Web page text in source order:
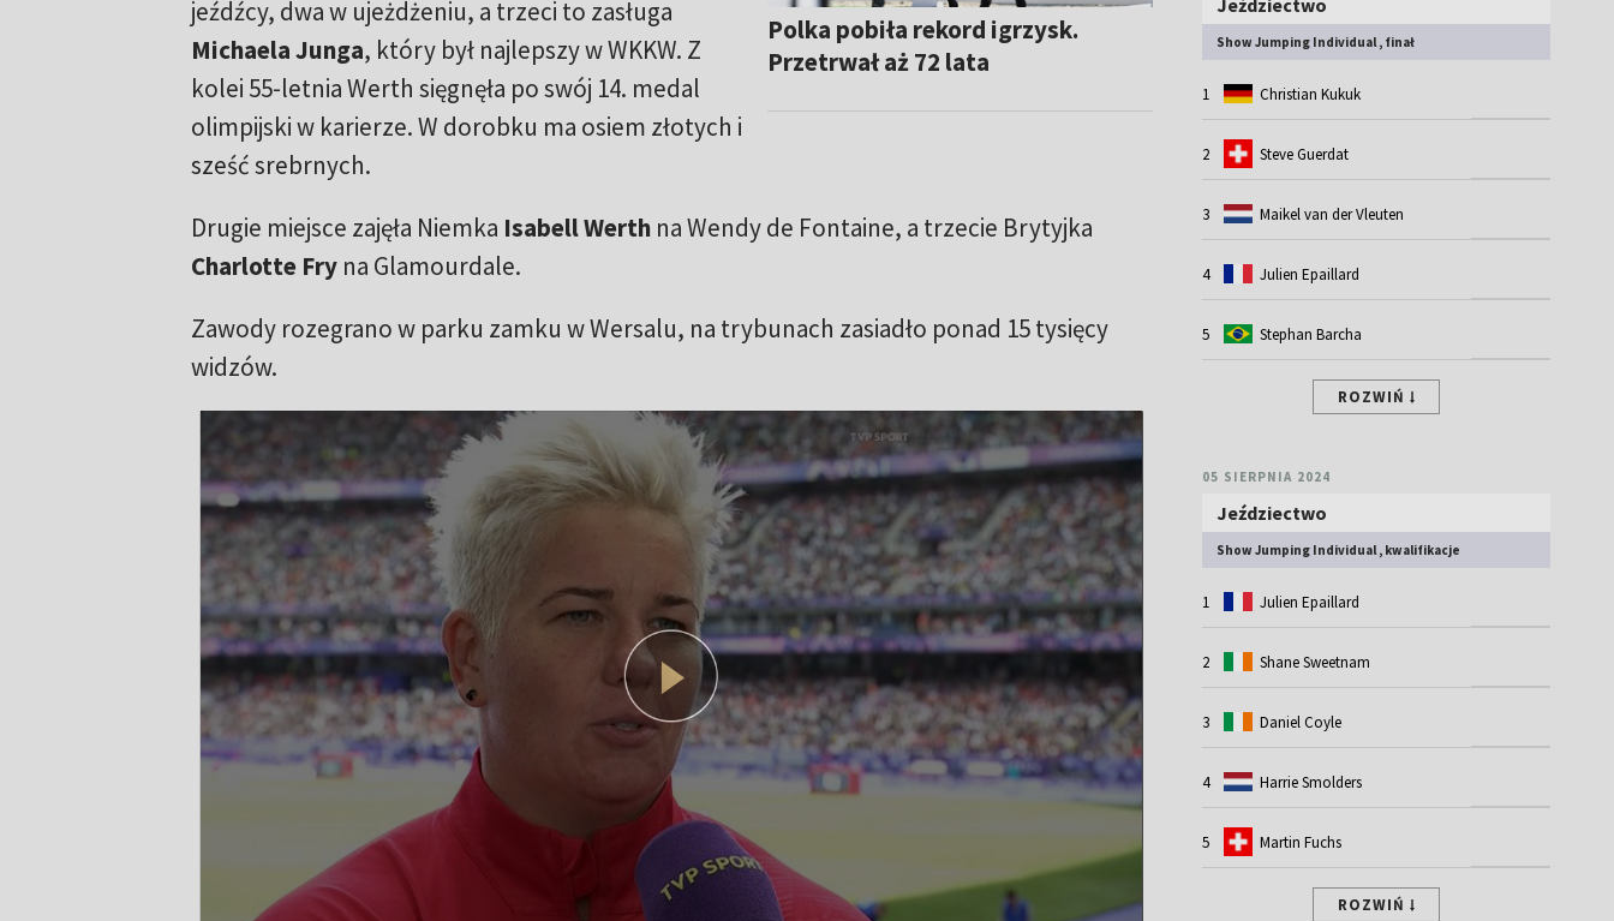
Polka pobiła rekord igrzysk.
Przetrwał aż 72 lata
jeźdźcy, dwa w ujeżdżeniu, a trzeci to zasługa
Michaela Junga, który był najlepszy w WKKW. Z
kolei 55-letnia Werth sięgnęła po swój 14. medal
olimpijski w karierze. W dorobku ma osiem złotych i
sześć srebrnych.
Drugie miejsce zajęła Niemka Isabell Werthna Wendy de Fontaine, a trzecie Brytyjka
Charlotte Fryna Glamourdale.
Zawody rozegrano w parku zamku w Wersalu, na trybunach zasiadło ponad 15 tysięcy
widzów.
Jeździectwo
Show Jumping Individual , finał
1 Christian Kukuk
2 Steve Guerdat
3 Maikel van der Vleuten
4 Julien Epaillard
5 Stephan Barcha
ROZWIŃ
05 SIERPNIA 2024
Jeździectwo
Show Jumping Individual , kwalifikacje
1 Julien Epaillard
2 Shane Sweetnam
3 Daniel Coyle
4 Harrie Smolders
5 Martin Fuchs
ROZWIŃ